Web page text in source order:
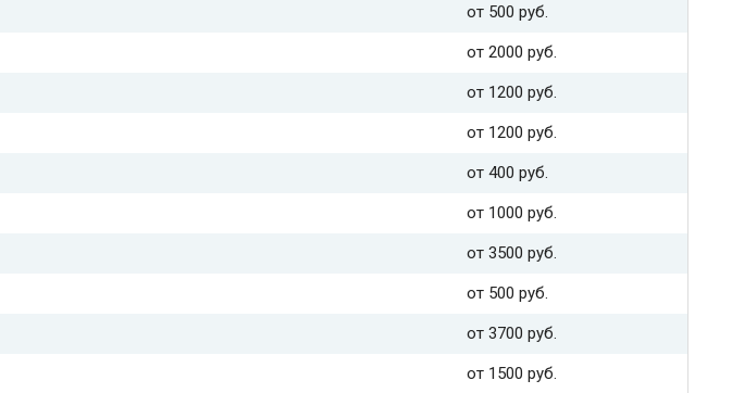
от 500 руб.
от 2000 руб.
от 1200 руб.
от 1200 руб.
от 400 руб.
от 1000 руб.
от 3500 руб.
от 500 руб.
от 3700 руб.
от 1500 руб.